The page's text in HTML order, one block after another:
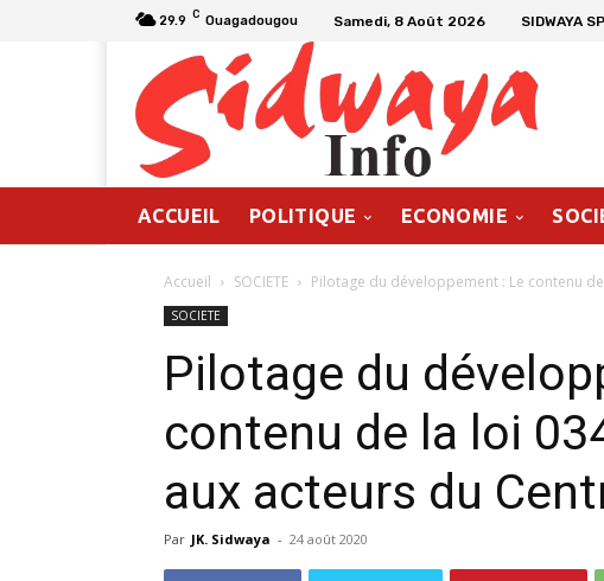
29.9 C Ouagadougou Samedi, 8 Août 2026 SIDWAYA
ACCUEIL POLITIQUE ECONOMIE
Accueil SOCIETE Pilotage du développement : Le contenu
SOCIETE
Pilotage du
contenu de la loi
aux acteurs du
Par JK. Sidwaya - 24 août 2020